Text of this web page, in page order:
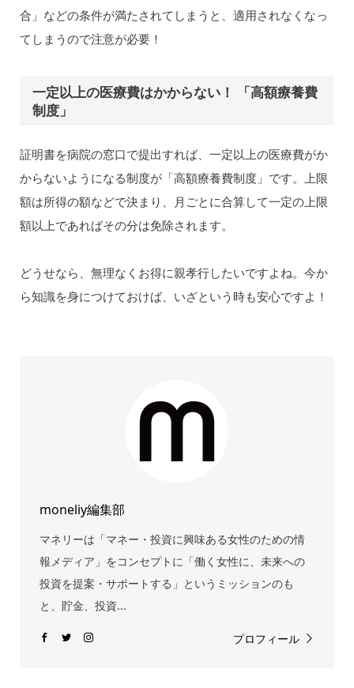
合」などの条件が満たされてしまうと、適用されなくなっ
てしまうので注意が必要！
一定以上の医療費はかからない！ 「高額療養費
制度」
証明書を病院の窓口で提出すれば、一定以上の医療費がか
からないようになる制度が「高額療養費制度」です。上限
額は所得の額などで決まり、月ごとに合算して一定の上限
額以上であればその分は免除されます。
どうせなら、無理なくお得に親孝行したいですよね。今か
ら知識を身につけておけば、いざという時も安心ですよ！
moneliy編集部
マネリーは「マネー・投資に興味ある女性のための情
報メディア」をコンセプトに「働く女性に、未来への
投資を提案・サポートする」というミッションのも
と、貯金、投資...
プロフィール